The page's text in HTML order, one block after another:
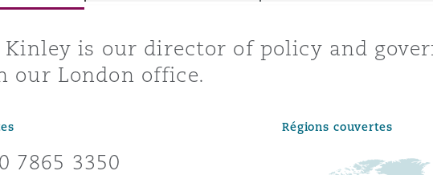
des
et
is our director of policy and
our London office.
7865 3350
Régions couvertes